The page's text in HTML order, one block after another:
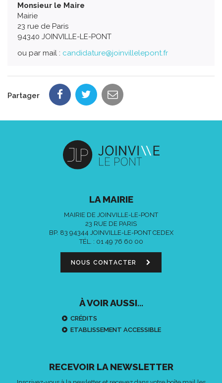
Monsieur le Maire
Mairie
23 rue de Paris
94340 JOINVILLE-LE-PONT
ou par mail : candidature@joinvillelepont.fr
Partager
LA MAIRIE
MAIRIE DE JOINVILLE-LE-PONT
23 RUE DE PARIS
BP. 83 94344 JOINVILLE-LE-PONT CEDEX
TÉL. : 01 49 76 60 00
NOUS CONTACTER
À VOIR AUSSI...
CRÉDITS
ETABLISSEMENT ACCESSIBLE
RECEVOIR LA NEWSLETTER